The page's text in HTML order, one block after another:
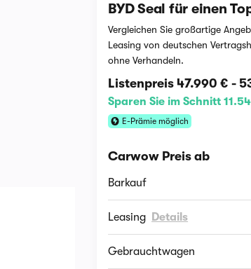
BYD Seal für einen
Vergleichen Sie großartige
Leasing von deutschen
ohne Verhandeln.
Listenpreis 47.990 € -
Sparen Sie im Schnitt
E-Prämie möglich
Carwow Preis ab
Barkauf
Leasing Details
Gebrauchtwagen